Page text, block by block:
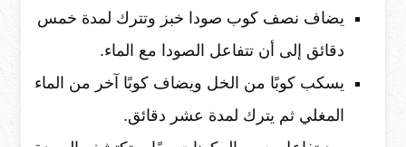
يضاف نصف كوب صودا خبز وتترك لمدة خمس
دقائق إلى أن تتفاعل الصودا مع الماء.
يسكب كوبًا من الخل ويضاف كوبًا آخر من الماء
المغلي ثم يترك لمدة عشر دقائق.